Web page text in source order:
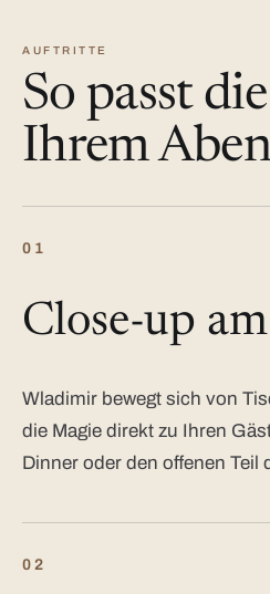
AUFTRITTE
So passt
Ihrem
01
Close-up
Wladimir bewegt sich von
die Magie direkt zu Ihren
Dinner oder den offenen Teil
02